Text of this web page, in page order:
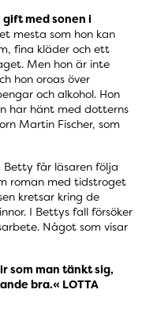
med sonen i
mesta som hon kan
fina kläder och ett
Men hon är inte
hon oroas över
och alkohol. Hon
har hänt med dotterns
Martin Fischer, som
Betty får läsaren följa
roman med tidstroget
kretsar kring de
I Bettys fall försöker
Något som visar
som man tänkt sig,
bra.« LOTTA